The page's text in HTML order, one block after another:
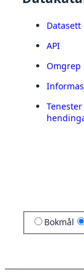
Datasett
API
Omgrep
Tenester
Bokmål